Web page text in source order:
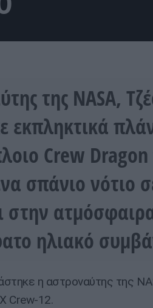
της NASA,
εκπληκτικά
Crew Dragon
σπάνιο νότιο
στην
ηλιακό
η αστροναύτης της
Crew-12.